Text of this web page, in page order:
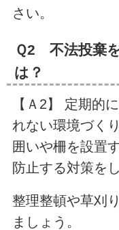
さい。
Ｑ2 不法投棄
は？
【Ａ2】 定期的
れない環境づく
囲いや柵を設置
防止する対策を
整理整頓や草刈
ましょう。